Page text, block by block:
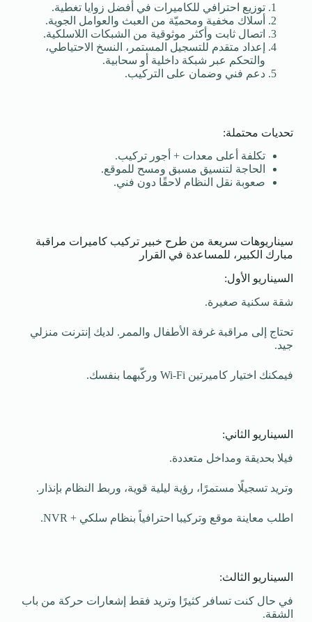
توزيع احترافي للكاميرات في أفضل زوايا تغطية.
أسلاك مخفية ومحميّة من العبث والعوامل الجوية.
اتصال ثابت وأكثر موثوقية من الشبكات اللاسلكية.
إعداد متقدم للتسجيل المستمر، النسخ الاحتياطي،
والتحكم عبر شبكة داخلية أو سحابية.
دعم فني وضمان على التركيب.
تحديات محتملة:
تكلفة أعلى معدات + أجور تركيب.
الحاجة لتنسيق مسبق ومسح للموقع.
صعوبة نقل النظام لاحقًا دون فني.
سيناريوهات سريعة من طرح خبير تركيب كاميرات مراقبة
مبارك الكبير، للمساعدة في القرار
السيناريو الأول:
شقة سكنية صغيرة.
تحتاج إلى مراقبة غرفة الأطفال والممر. لديك إنترنت منزلي
جيد.
فيمكنك اختيار كاميرتين Wi-Fi وركّبهما بنفسك.
السيناريو الثاني:
فيلا بحديقة ومداخل متعددة.
وتريد تسجيلًا مستمرًا، رؤية ليلية قوية، وربط النظام بإنذار.
اطلب معاينة موقع وتركيبا احترافياً بنظام سلكي + NVR.
السيناريو الثالث:
في حال كنت تسافر كثيرًا وتريد فقط إشعارات حركة من باب
الشقة.